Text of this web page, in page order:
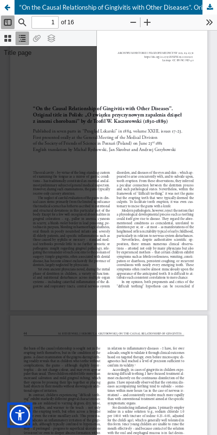
“On the Causal Relationship of Gingivitis with Other Diseases”. Original title in Polish: „O związku przyczynowym zapalenia dziąseł z innemi chorobami” by dr Teofil W. Kaczorowski (1830-1889)